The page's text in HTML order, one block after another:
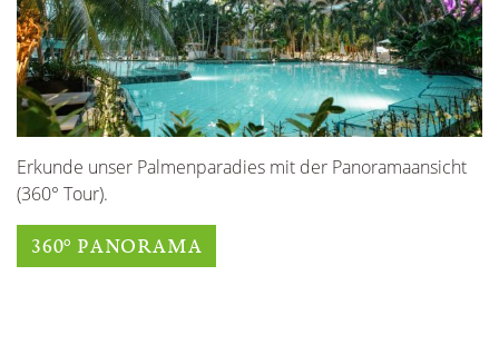
Erkunde unser Palmenparadies mit der Panoramaansicht
(360° Tour).
360° PANORAMA